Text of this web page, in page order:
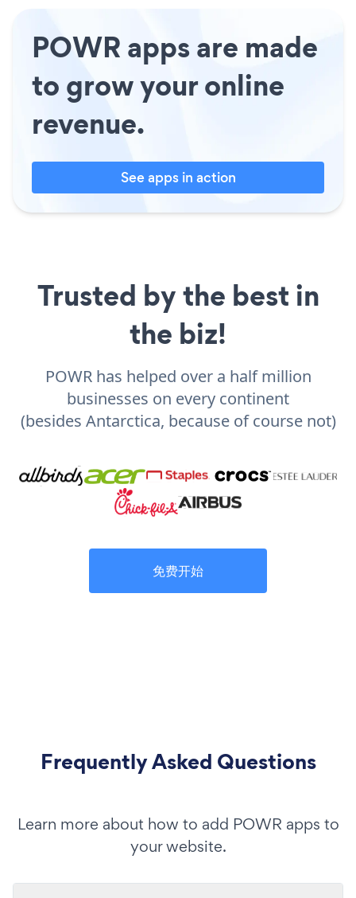
POWR apps are made
to grow your online
revenue.
See apps in action
Trusted by the best in
the biz!
POWR has helped over a half million
businesses on every continent
(besides Antarctica, because of course not)
免费开始
Frequently Asked Questions
Learn more about how to add POWR apps to
your website.